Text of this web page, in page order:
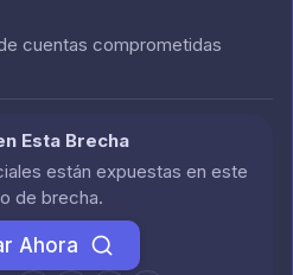
cuentas comprometidas
Esta Brecha
están expuestas en este
de brecha.
Ahora